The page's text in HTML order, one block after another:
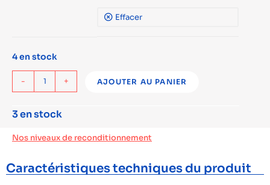
Effacer
4 en stock
- + AJOUTER AU PANIER
3 en stock
Nos niveaux de reconditionnement
Caractéristiques techniques du produit